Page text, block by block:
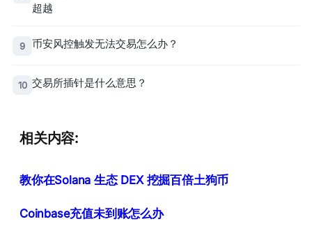
超越
9 币安风控触发无法交易怎么办？
10 交易所插针是什么意思？
相关内容:
教你在Solana 生态 DEX 挖掘百倍土狗币
Coinbase充值未到账怎么办